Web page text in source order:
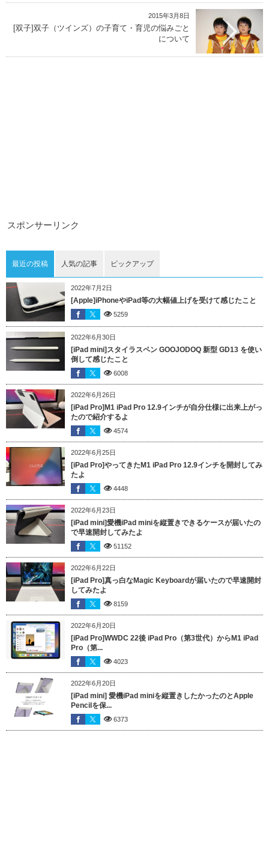
2015年3月8日
[双子]双子（ツインズ）の子育て・育児の悩みごと
について
スポンサーリンク
最近の投稿 人気の記事 ピックアップ
2022年7月2日
[Apple]iPhoneやiPad等の大幅値上げを受けて感じたこと
5259
2022年6月30日
[iPad mini]スタイラスペン GOOJODOQ 新型 GD13 を使い
倒して感じたこと
6008
2022年6月26日
[iPad Pro]M1 iPad Pro 12.9インチが自分仕様に出来上がっ
たので紹介するよ
4574
2022年6月25日
[iPad Pro]やってきたM1 iPad Pro 12.9インチを開封してみ
たよ
4448
2022年6月23日
[iPad mini]愛機iPad miniを縦置きできるケースが届いたの
で早速開封してみたよ
51152
2022年6月22日
[iPad Pro]真っ白なMagic Keyboardが届いたので早速開封
してみたよ
8159
2022年6月20日
[iPad Pro]WWDC 22後 iPad Pro（第3世代）からM1 iPad
Pro（第...
4023
2022年6月20日
[iPad mini] 愛機iPad miniを縦置きしたかったのとApple
Pencilを保...
6373